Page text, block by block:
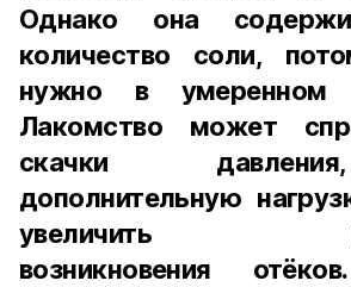
Однако она
количество соли,
нужно в умеренном
Лакомство может
скачки
дополнительную
увеличить
возникновения